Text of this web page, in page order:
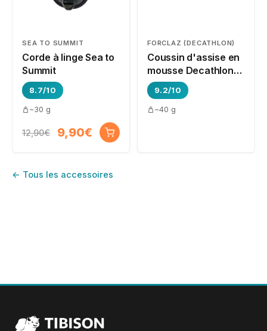
SEA TO SUMMIT
Corde à linge Sea to
Summit
8.7/10
~30 g
12,90€ 9,90€
FORCLAZ (DECATHLON)
Coussin d'assise en
mousse Decathlon
Forclaz MT500
9.2/10
~40 g
← Tous les accessoires